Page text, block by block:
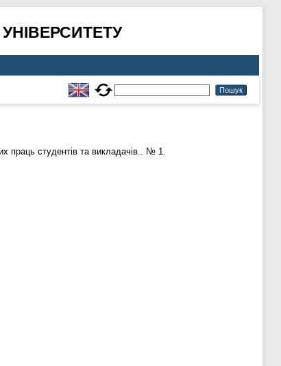
праць студентів та викладачів.. № 1.